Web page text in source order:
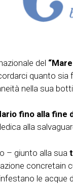
del
quanto
nella sua
fino alla fine
alla
– giunto alla sua
concretain
le acque